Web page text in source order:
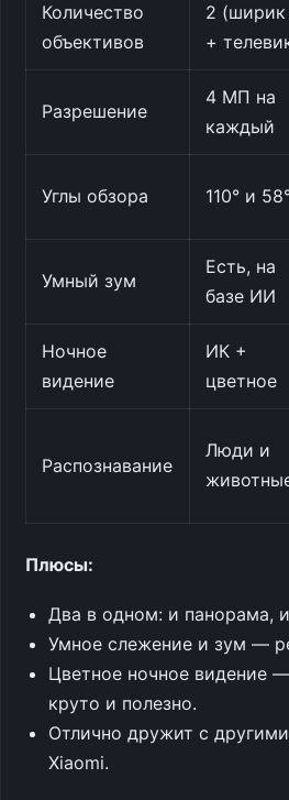
Количество
объективов
2 (ширик
+
Разрешение
4 МП на
каждый
Углы обзора 110° и
Умный зум
Есть, на
базе ИИ
Ночное
видение
ИК +
цветное
Распознавание
Люди и
Плюсы:
Два в одном: и панорама,
Умное слежение и зум —
Цветное ночное видение
круто и полезно.
Отлично дружит с
Xiaomi.